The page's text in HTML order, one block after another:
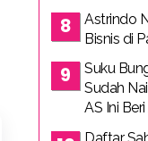
Astrindo
Bisnis di
Suku
Sudah
AS Ini
Daftar